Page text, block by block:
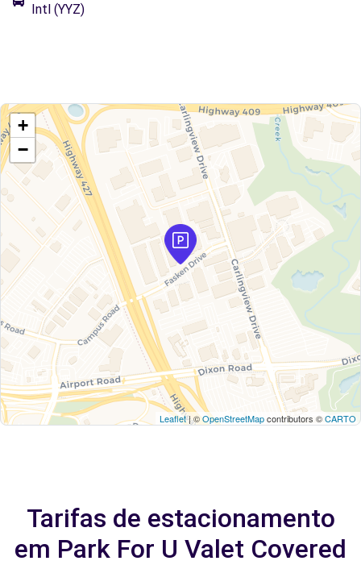
Intl (YYZ)
+
−
Leaflet| ©OpenStreetMapcontributors ©CARTO
Tarifas de estacionamento
em Park For U Valet Covered